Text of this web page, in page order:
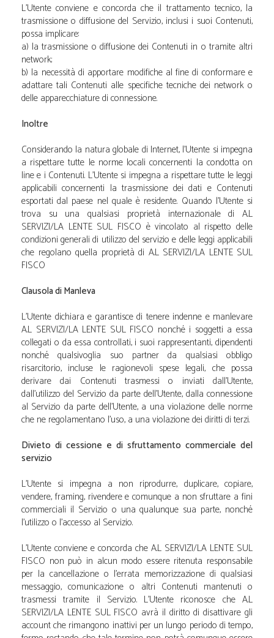
L'Utente conviene e concorda che il trattamento tecnico, la
trasmissione o diffusione del Servizio, inclusi i suoi Contenuti,
possa implicare:
a) la trasmissione o diffusione dei Contenuti in o tramite altri
network;
b) la necessità di apportare modifiche al fine di conformare e
adattare tali Contenuti alle specifiche tecniche dei network o
delle apparecchiature di connessione.
Inoltre
Considerando la natura globale di Internet, l'Utente si impegna
a rispettare tutte le norme locali concernenti la condotta on
line e i Contenuti. L'Utente si impegna a rispettare tutte le leggi
applicabili concernenti la trasmissione dei dati e Contenuti
esportati dal paese nel quale è residente. Quando l'Utente si
trova su una qualsiasi proprietà internazionale di A.L
SERVIZI/LA LENTE SUL FISCO è vincolato al rispetto delle
condizioni generali di utilizzo del servizio e delle leggi applicabili
che regolano quella proprietà di A.L SERVIZI/LA LENTE SUL
FISCO
Clausola di Manleva
L'Utente dichiara e garantisce di tenere indenne e manlevare
A.L SERVIZI/LA LENTE SUL FISCO nonché i soggetti a essa
collegati o da essa controllati, i suoi rappresentanti, dipendenti
nonché qualsivoglia suo partner da qualsiasi obbligo
risarcitorio, incluse le ragionevoli spese legali, che possa
derivare dai Contenuti trasmessi o inviati dall'Utente,
dall'utilizzo del Servizio da parte dell'Utente, dalla connessione
al Servizio da parte dell'Utente, a una violazione delle norme
che ne regolamentano l'uso, a una violazione dei diritti di terzi.
Divieto di cessione e di sfruttamento commerciale del
servizio
L'Utente si impegna a non riprodurre, duplicare, copiare,
vendere, framing, rivendere e comunque a non sfruttare a fini
commerciali il Servizio o una qualunque sua parte, nonché
l'utilizzo o l'accesso al Servizio.
L'Utente conviene e concorda che A.L SERVIZI/LA LENTE SUL
FISCO non può in alcun modo essere ritenuta responsabile
per la cancellazione o l'errata memorizzazione di qualsiasi
messaggio, comunicazione o altri Contenuti mantenuti o
trasmessi tramite il Servizio. L'Utente riconosce che A.L
SERVIZI/LA LENTE SUL FISCO avrà il diritto di disattivare gli
account che rimangono inattivi per un lungo periodo di tempo,